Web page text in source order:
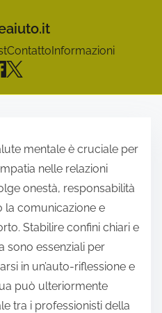
ContattoInformazioni
mentale è cruciale per
nelle relazioni
onestà, responsabilità
la comunicazione e
Stabilire confini chiari e
sono essenziali per
in un’auto-riflessione e
può ulteriormente
tra i professionisti della